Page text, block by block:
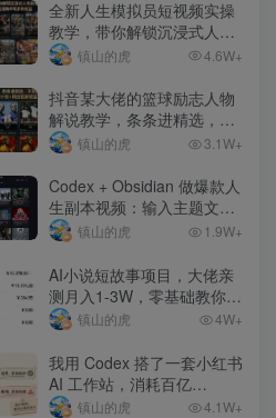
全新人生模拟员短视频实操
教学，带你解锁沉浸式人生
副本创作赛道，解锁伙伴计
种收益
镇山的虎 4.6W+
抖音某大佬的篮球励志人物
解说教学，条条进精选，不
用出镜不用实拍，小白也能
家收益
镇山的虎 3.1W+
Codex + Obsidian 做爆款人
生副本视频：输入主题文
案，直通剪映草稿
镇山的虎 1.9W+
AI小说短故事项目，大佬亲
测月入1-3W，零基础教你用
AI批量产出优质短故事，实
现一稿多吃多渠道变现
镇山的虎 4W+
我用 Codex 搭了一套小红书
AI 工作站，消耗百亿
token，10 天变现 1w+
镇山的虎 4.1W+